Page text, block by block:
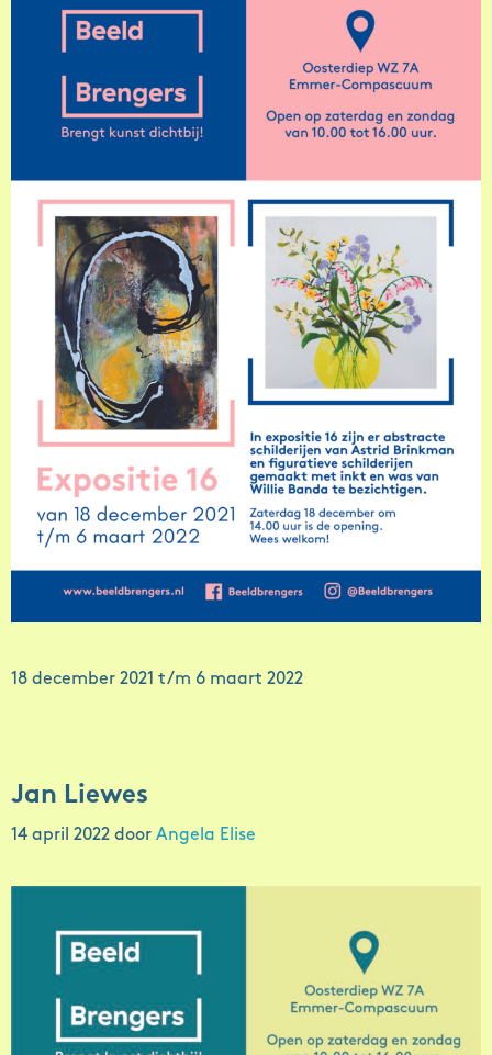
18 december 2021 t/m 6 maart 2022
Jan Liewes
14 april 2022 door Angela Elise